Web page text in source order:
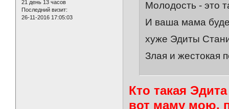
21 день 13 часов
Последний визит:
26-11-2016 17:05:03
Молодость - это
И ваша мама
хуже Эдиты
Злая и жестокая
Кто такая
вот маму мою,